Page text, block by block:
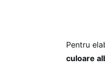
Pentru
culoare